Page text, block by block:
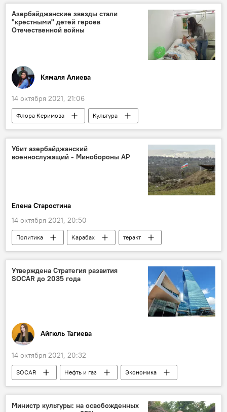
Азербайджан
Азербайджанские звезды стали
"крестными" детей героев
Отечественной войны
Кямаля Алиева
14 октября 2021, 21:06
Флора Керимова
Культура
Карабах
дети
Шехиды
Новости Баку
Убит азербайджанский
военнослужащий - Минобороны АР
Елена Старостина
14 октября 2021, 20:50
Политика Карабах
теракт
Министерство обороны АР
военнослужащий
Утверждена Стратегия развития
SOCAR до 2035 года
Айгюль Тагиева
14 октября 2021, 20:32
SOCAR Нефть и газ
Экономика
Стратегия
развитие
Министр культуры: на освобожденных